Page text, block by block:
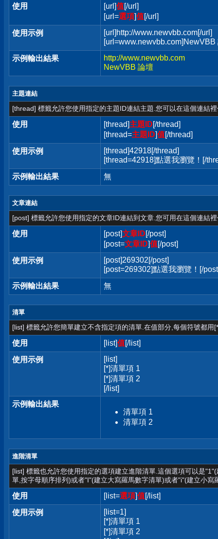
使用 [url]值[/url]
[url=選項]值[/url]
使用示例
[url]http://www.newvbb.com[/url]
[url=www.newvbb.com]NewVBB
示例輸出結果
http://www.newvbb.com
NewVBB 論壇
主題連結
[thread] 標籤允許您使用指定的主題ID連結主題.您可以在這個連結
使用 [thread]主題ID[/thread]
[thread=主題ID]值[/thread]
使用示例
[thread]42918[/thread]
[thread=42918]點選我瀏覽！[/
示例輸出結果
無
文章連結
[post] 標籤允許您使用指定的文章ID連結到文章.您可用在這個連結
使用 [post]文章ID[/post]
[post=文章ID]值[/post]
使用示例
[post]269302[/post]
[post=269302]點選我瀏覽！[/
示例輸出結果
無
清單
[list] 標籤允許您簡單建立不含指定項的清單.在值部分,每個符號都用
使用 [list]值[/list]
使用示例
[list]
[*]清單項 1
[*]清單項 2
[/list]
示例輸出結果
清單項 1
清單項 2
進階清單
[list] 標籤也允許您使用指定的選項建立進階清單.這個選項可以是
單,按字母順序排列)或者"I"(建立大寫羅馬數字清單)或者"i"(建立小寫
使用 [list=選項]值[/list]
使用示例
[list=1]
[*]清單項 1
[*]清單項 2